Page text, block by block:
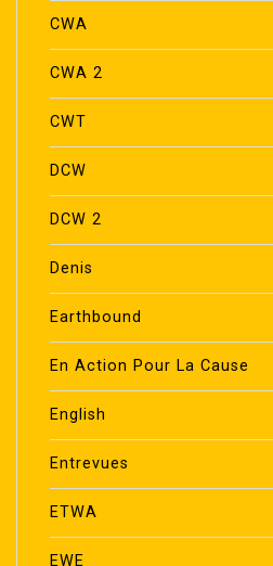
CWA
CWA 2
CWT
DCW
DCW 2
Denis
Earthbound
En Action Pour La Cause
English
Entrevues
ETWA
EWE